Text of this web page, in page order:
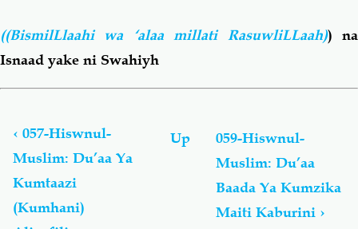
((BismilLlaahi wa ‘alaa millati RasuwliLLaah)) na
Isnaad yake ni Swahiyh
links
for
Hiswnul-
Muslim:
Du’aa
Na
‹ 057-Hiswnul-
Muslim: Du’aa Ya
Kumtaazi
(Kumhani)
Up
059-Hiswnul-
Muslim: Du’aa
Baada Ya Kumzika
Maiti Kaburini ›